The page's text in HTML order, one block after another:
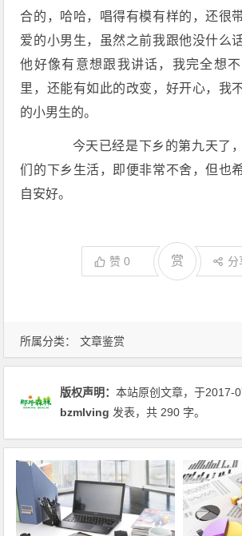
所属分类： 文章鉴赏
合的，哈哈，唱得有模有样的，还很
爱的小男生，虽然之前我跟他没什么
他好像有意想跟我讲话，我完全想
里，还能有如此的改变，好开心，我
的小男生的。
今天已经是下乡的第九天了，
们的下乡生活，即便非常不舍，但也
自安好。
赞0 赏 分
版权声明：本站原创文章，于2017-
bzmlving 发表，共 290 字。